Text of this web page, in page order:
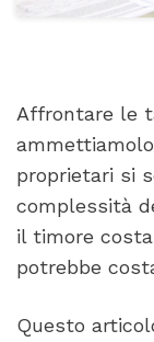
Affrontare le
proprietari si
complessità
il timore
potrebbe
Questo